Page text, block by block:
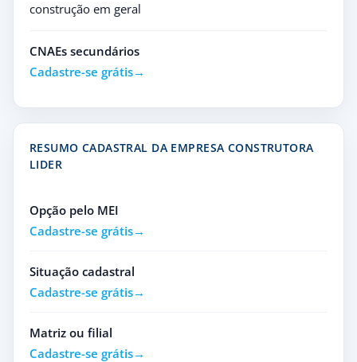
construção em geral
CNAEs secundários
Cadastre-se grátis
RESUMO CADASTRAL DA EMPRESA CONSTRUTORA
LIDER
Opção pelo MEI
Cadastre-se grátis
Situação cadastral
Cadastre-se grátis
Matriz ou filial
Cadastre-se grátis